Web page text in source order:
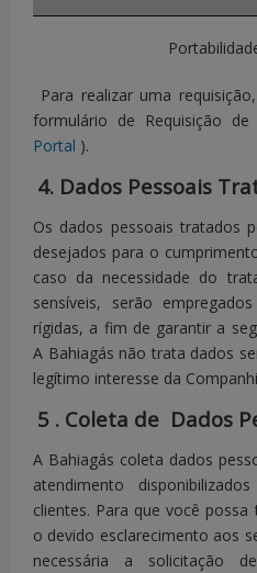
inciso V
comerciais
Art.18,
inciso VI
Art.18,
inciso VII
o
Art.18,
inciso VIII
Art.18,
inciso IX
Revogação
Solicitar
Para realizar uma
formulário de Requisição
Portal ).
4. Dados Pessoais
Os dados pessoais tratados
desejados para o
caso da necessidade do
sensíveis, serão
rígidas, a fim de garantir a
A Bahiagás não trata dados
legítimo interesse da
5 . Coleta de Dados
A Bahiagás coleta dados
atendimento
clientes. Para que você
o devido esclarecimento aos
necessária a solicitação